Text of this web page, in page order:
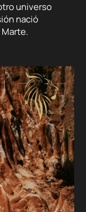
universo
nació